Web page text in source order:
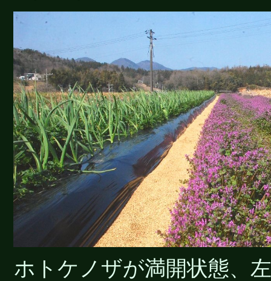
ホトケノザが満開状態、